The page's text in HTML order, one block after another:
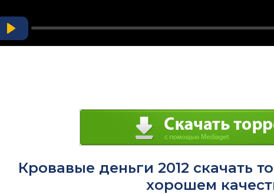
Play
Кровавые деньги 2012 скачать
хорошем